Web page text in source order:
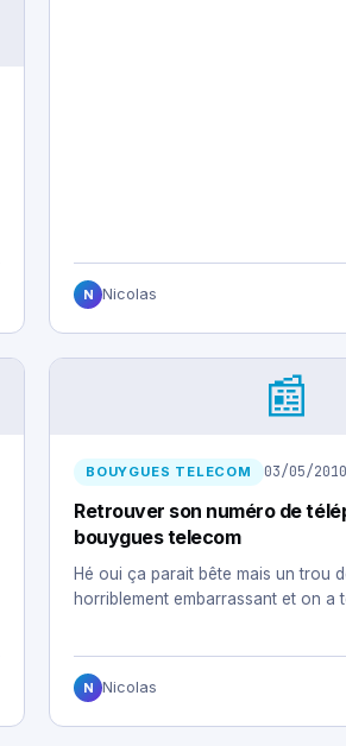
N Nicolas
📰
BOUYGUES TELECOM 03/05/2010
Retrouver son numéro de
bouygues telecom
Hé oui ça parait bête mais un trou
horriblement embarrassant et on a
N Nicolas